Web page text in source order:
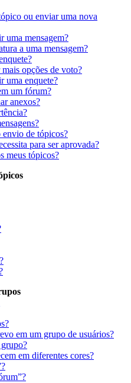
ou enviar uma nova
uma mensagem?
a uma mensagem?
opções de voto?
uma enquete?
um fórum?
anexos?
envio de tópicos?
para ser aprovada?
meus tópicos?
em um grupo de usuários?
em diferentes cores?